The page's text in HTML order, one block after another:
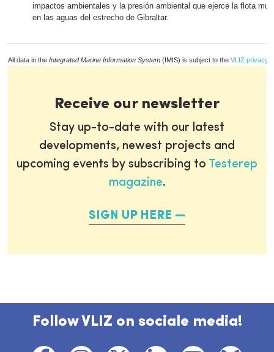
impactos ambientales y la presión ambiental que ejerce la flota
en las aguas del estrecho de Gibraltar.
All data in the Integrated Marine Information System (IMIS) is subject to the VLIZ privacy
Receive our newsletter
Stay up-to-date with our latest
developments, newest projects and
upcoming events by subscribing to Testerep
magazine.
SIGN UP HERE
Follow VLIZ on sociale media!